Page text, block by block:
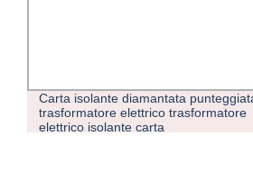
Carta per pressa isolante marrone a
punti DDP con diamanti elettrici